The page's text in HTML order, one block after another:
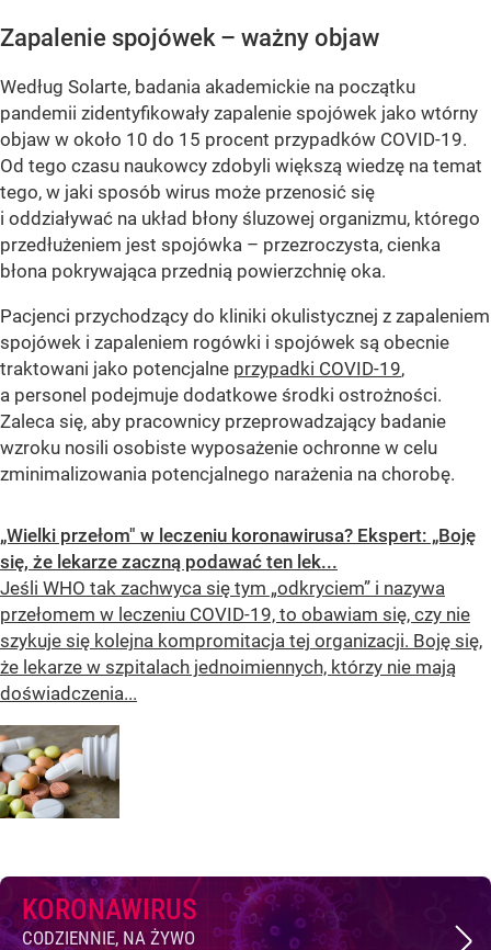
Zapalenie spojówek – ważny objaw
Według Solarte, badania akademickie na początku
pandemii zidentyfikowały zapalenie spojówek jako wtórny
objaw w około 10 do 15 procent przypadków COVID-19.
Od tego czasu naukowcy zdobyli większą wiedzę na temat
tego, w jaki sposób wirus może przenosić się
i oddziaływać na układ błony śluzowej organizmu, którego
przedłużeniem jest spojówka – przezroczysta, cienka
błona pokrywająca przednią powierzchnię oka.
Pacjenci przychodzący do kliniki okulistycznej z zapaleniem
spojówek i zapaleniem rogówki i spojówek są obecnie
traktowani jako potencjalne przypadki COVID-19,
a personel podejmuje dodatkowe środki ostrożności.
Zaleca się, aby pracownicy przeprowadzający badanie
wzroku nosili osobiste wyposażenie ochronne w celu
zminimalizowania potencjalnego narażenia na chorobę.
„Wielki przełom" w leczeniu koronawirusa? Ekspert: „Boję
się, że lekarze zaczną podawać ten lek...
Jeśli WHO tak zachwyca się tym „odkryciem” i nazywa
przełomem w leczeniu COVID-19, to obawiam się, czy nie
szykuje się kolejna kompromitacja tej organizacji. Boję się,
że lekarze w szpitalach jednoimiennych, którzy nie mają
doświadczenia...
KORONAWIRUS
CODZIENNIE, NA ŻYWO